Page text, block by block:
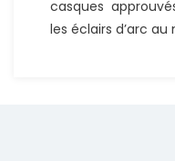
casques
les éclairs d’arc